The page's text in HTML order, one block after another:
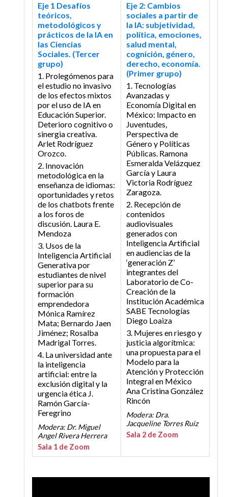
Eje 1 Desafíos
teóricos,
metodológicos y
prácticos de la IA en
las Ciencias
Sociales. (Tercer
grupo)
1. Prolegómenos para
el estudio no invasivo
de los efectos mixtos
por el uso de IA en
Educación Superior.
Deterioro cognitivo o
sinergia creativa.
Arlet Rodríguez
Orozco.
2. Innovación
metodológica en la
enseñanza de idiomas:
oportunidades y retos
de los chatbots frente
a los foros de
discusión. Laura E.
Mendoza
3. Usos de la
Inteligencia Artificial
Generativa por
estudiantes de nivel
superior para su
formación
emprendedora
Mónica Ramírez
Mata; Bernardo Jaen
Jiménez; Rosalba
Madrigal Torres.
4. La universidad ante
la inteligencia
artificial: entre la
exclusión digital y la
urgencia ética J.
Ramón García-
Feregrino
Modera: Dr. Miguel
Angel Rivera Herrera
Sala 1 de Zoom
Eje 2: Cambios
sociales a partir de
la IA: subjetividad,
política, emociones,
salud mental,
cognición, género,
derecho, economía.
(Primer grupo)
1. Tecnologías
Avanzadas y
Economía Digital en
México: Impacto en
Juventudes,
Perspectiva de
Género y Políticas
Públicas. Ramona
Esmeralda Velázquez
García y Laura
Victoria Rodríguez
Zaragoza.
2. Recepción de
contenidos
audiovisuales
generados con
Inteligencia Artificial
en audiencias de la
‘generación Z’
integrantes del
Laboratorio de Co-
Creación de la
Institución Académica
SABE Tecnologías
Diego Loaiza
3. Mujeres en riesgo y
justicia algorítmica:
una propuesta para el
Modelo para la
Atención y Protección
Integral en México
Ana Cristina González
Rincón
Modera: Dra.
Jacqueline Torres Ruiz
Sala 2 de Zoom